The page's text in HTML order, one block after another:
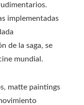
implementadas
de la saga, se
mundial.
matte paintings